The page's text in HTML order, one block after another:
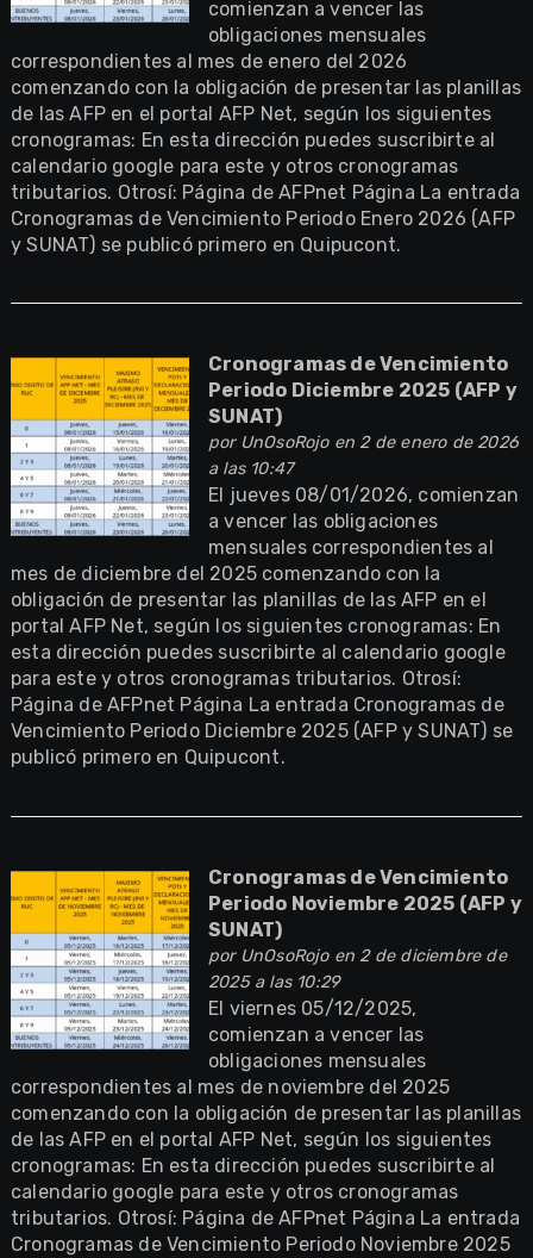
comienzan a vencer las
obligaciones mensuales
correspondientes al mes de enero del 2026
comenzando con la obligación de presentar las planillas
de las AFP en el portal AFP Net, según los siguientes
cronogramas: En esta dirección puedes suscribirte al
calendario google para este y otros cronogramas
tributarios. Otrosí: Página de AFPnet Página La entrada
Cronogramas de Vencimiento Periodo Enero 2026 (AFP
y SUNAT) se publicó primero en Quipucont.
Cronogramas de Vencimiento
Periodo Diciembre 2025 (AFP y
SUNAT)
por UnOsoRojoen 2 de enero de 2026
a las 10:47
El jueves 08/01/2026, comienzan
a vencer las obligaciones
mensuales correspondientes al
mes de diciembre del 2025 comenzando con la
obligación de presentar las planillas de las AFP en el
portal AFP Net, según los siguientes cronogramas: En
esta dirección puedes suscribirte al calendario google
para este y otros cronogramas tributarios. Otrosí:
Página de AFPnet Página La entrada Cronogramas de
Vencimiento Periodo Diciembre 2025 (AFP y SUNAT) se
publicó primero en Quipucont.
Cronogramas de Vencimiento
Periodo Noviembre 2025 (AFP y
SUNAT)
por UnOsoRojoen 2 de diciembre de
2025 a las 10:29
El viernes 05/12/2025,
comienzan a vencer las
obligaciones mensuales
correspondientes al mes de noviembre del 2025
comenzando con la obligación de presentar las planillas
de las AFP en el portal AFP Net, según los siguientes
cronogramas: En esta dirección puedes suscribirte al
calendario google para este y otros cronogramas
tributarios. Otrosí: Página de AFPnet Página La entrada
Cronogramas de Vencimiento Periodo Noviembre 2025